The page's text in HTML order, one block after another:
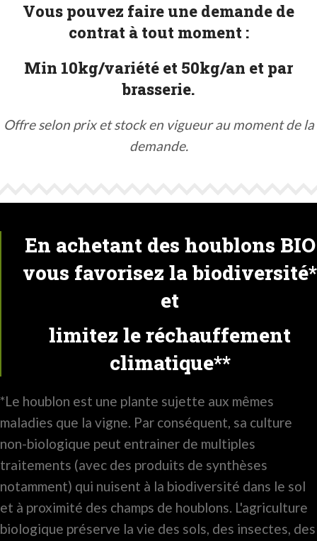
Vous pouvez faire une demande de
contrat à tout moment :
Min 10kg/variété et 50kg/an et par
brasserie.
Offre selon prix et stock en vigueur au moment de la
demande.
En achetant des houblons BIO
vous favorisez la biodiversité*
et
limitez le réchauffement
climatique**
*Le houblon est une plante sujette aux mêmes
maladies que la vigne. Par conséquent, sa culture
non-biologique peut entrainer de multiples
traitements (avec des produits de synthèses
notamment) qui nuisent à la biodiversité dans le sol
et à proximité des champs de houblons. L'agriculture
biologique préserve la vie des sols, des insectes, des